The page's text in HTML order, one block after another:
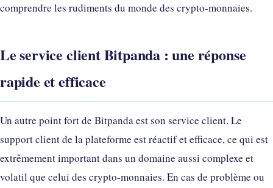
comprendre les rudiments du monde des crypto-monnaies.
Le service client Bitpanda : une réponse
rapide et efficace
Un autre point fort de Bitpanda est son service client. Le
support client de la plateforme est réactif et efficace, ce qui est
extrêmement important dans un domaine aussi complexe et
volatil que celui des crypto-monnaies. En cas de problème ou